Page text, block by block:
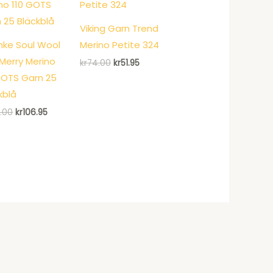
Soul Wool
Merino
Garn 25
Det
kr106.95Det
Viking Garn Trend
Merino Petite 324
kr74.00 Det
kr51.95Det